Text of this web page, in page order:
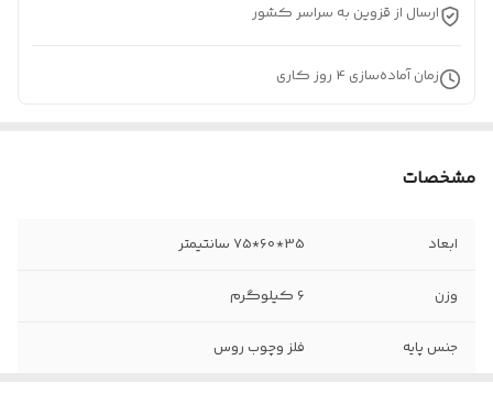
ارسال از قزوین به سراسر کشور
زمان آماده‌سازی 4 روز کاری
مشخصات
ابعاد 35*60*75 سانتیمتر
وزن 6 کیلوگرم
جنس پایه فلز وچوب روس